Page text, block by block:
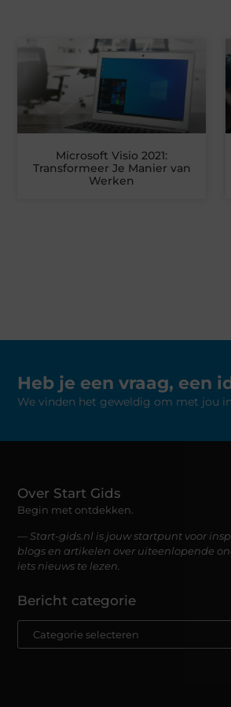
Microsoft Visio 2021:
Transformeer Je Manier van
Werken
Heb je een vraag, een
We vinden het geweldig om met jou
Over Start Gids
Begin met ontdekken.
— Start-gids.nl is jouw startpunt voor
blogs en artikelen over uiteenlopende
iets nieuws te lezen.
Bericht categorie